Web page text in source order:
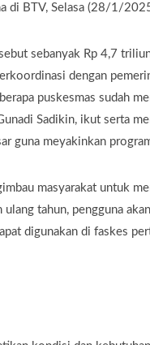
di BTV, Selasa (28/1/
sebanyak Rp 4,7
dengan
puskesmas sudah
Sadikin, ikut serta
guna meyakinkan
masyarakat untuk
tahun, pengguna
digunakan di faskes